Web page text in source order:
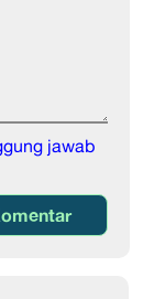
jawab